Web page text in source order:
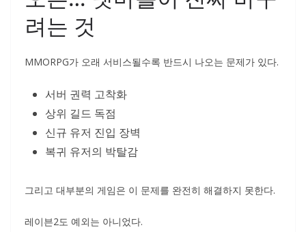
려는 것
MMORPG가 오래 서비스될수록 반드시 나오는 문제가 있다.
서버 권력 고착화
상위 길드 독점
신규 유저 진입 장벽
복귀 유저의 박탈감
그리고 대부분의 게임은 이 문제를 완전히 해결하지 못한다.
레이븐2도 예외는 아니었다.